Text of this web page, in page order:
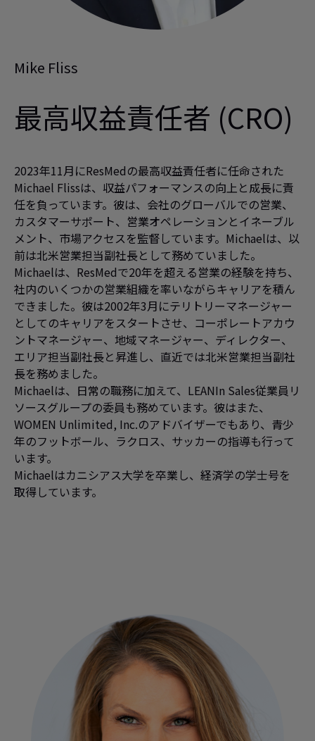
Mike Fliss
最高収益責任者 (CRO)
2023年11月にResMedの最高収益責任者に任命された
Michael Flissは、収益パフォーマンスの向上と成長に責
任を負っています。彼は、会社のグローバルでの営業、
カスタマーサポート、営業オペレーションとイネーブル
メント、市場アクセスを監督しています。Michaelは、以
前は北米営業担当副社長として務めていました。
Michaelは、ResMedで20年を超える営業の経験を持ち、
社内のいくつかの営業組織を率いながらキャリアを積ん
できました。彼は2002年3月にテリトリーマネージャー
としてのキャリアをスタートさせ、コーポレートアカウ
ントマネージャー、地域マネージャー、ディレクター、
エリア担当副社長と昇進し、直近では北米営業担当副社
長を務めました。
Michaelは、日常の職務に加えて、LEANIn Sales従業員リ
ソースグループの委員も務めています。彼はまた、
WOMEN Unlimited, Inc.のアドバイザーでもあり、青少
年のフットボール、ラクロス、サッカーの指導も行って
います。
Michaelはカニシアス大学を卒業し、経済学の学士号を
取得しています。